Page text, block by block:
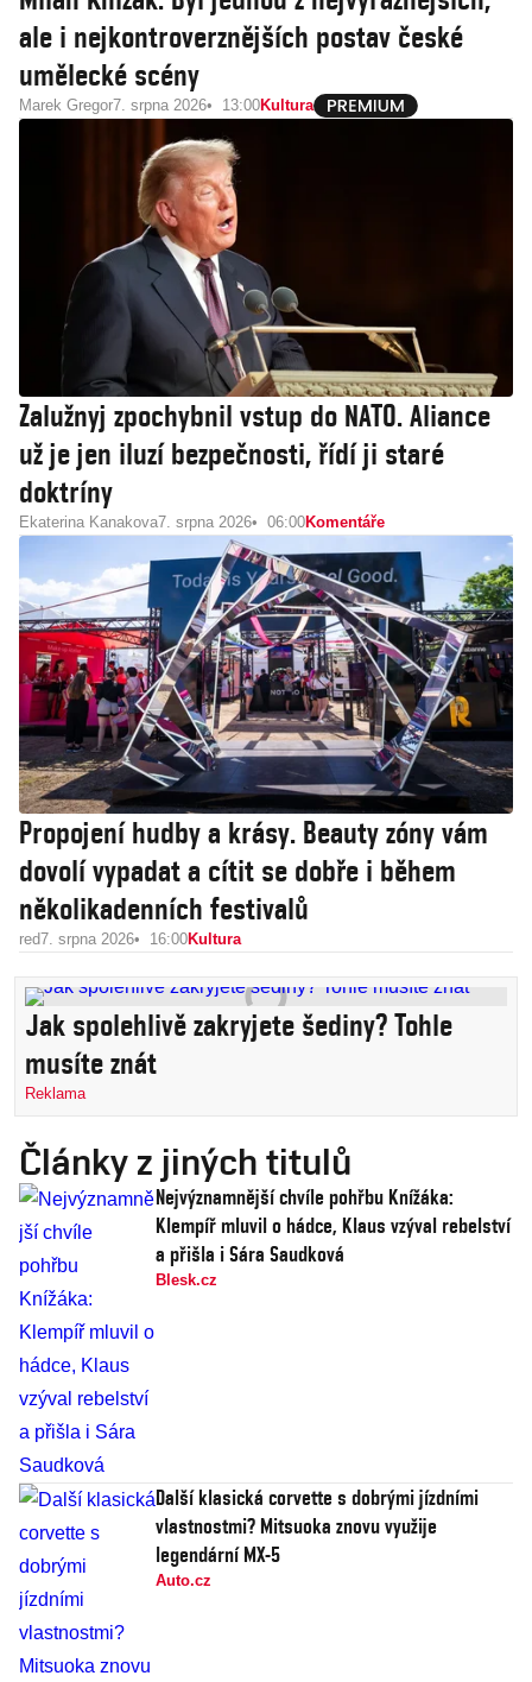
ale i nejkontroverznějších postav české
umělecké scény
Marek Gregor7. srpna 2026 13:00Kultura
Zalužnyj zpochybnil vstup do NATO. Aliance
už je jen iluzí bezpečnosti, řídí ji staré
doktríny
Ekaterina Kanakova7. srpna 2026 06:00Komentáře
Propojení hudby a krásy. Beauty zóny vám
dovolí vypadat a cítit se dobře i během
několikadenních festivalů
red7. srpna 2026 16:00Kultura
Jak spolehlivě zakryjete šediny? Tohle
musíte znát
Reklama
Články z jiných titulů
Nejvýznamnější chvíle pohřbu Knížáka:
Klempíř mluvil o hádce, Klaus vzýval rebelství
a přišla i Sára Saudková
Blesk.cz
Další klasická corvette s dobrými jízdními
vlastnostmi? Mitsuoka znovu využije
legendární MX-5
Auto.cz